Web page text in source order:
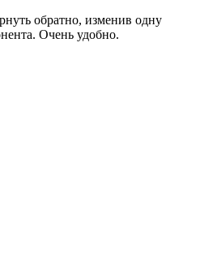
обратно, изменив одну
Очень удобно.